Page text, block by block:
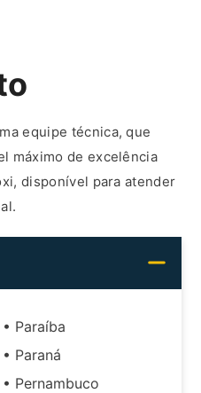
equipe técnica, que
máximo de excelência
disponível para atender
• Paraíba
• Paraná
• Pernambuco